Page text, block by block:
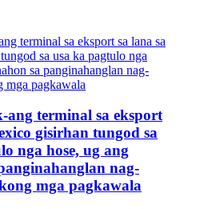
terminal sa eksport
gisirhan tungod sa
nga hose, ug ang
nag-
mga pagkawala